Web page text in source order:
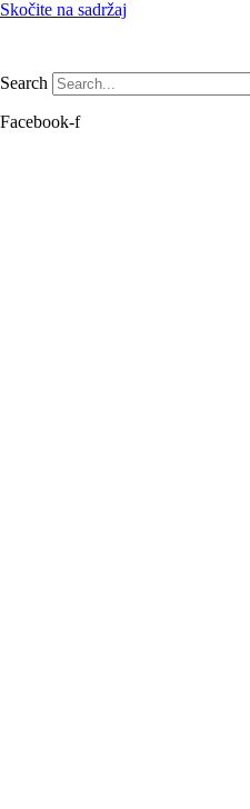
Skočite na sadržaj
Search
Facebook-f